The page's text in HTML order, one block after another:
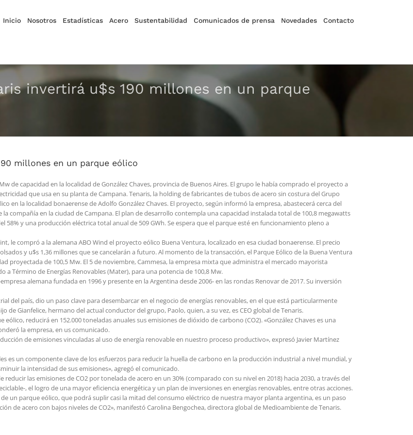
Inicio Nosotros Estadísticas Acero Sustentabilidad Comunicados de prensa Novedades Contacto
invertirá u$s 190 millones en un parque
millones en un parque eólico
de capacidad en la localidad de González Chaves, provincia de Buenos Aires. El grupo le había comprado el proyecto a
que usa en su planta de Campana. Tenaris, la holding de fabricantes de tubos de acero sin costura del Grupo
en la localidad bonaerense de Adolfo González Chaves. El proyecto, según informó la empresa, abastecerá cerca del
compañía en la ciudad de Campana. El plan de desarrollo contempla una capacidad instalada total de 100,8 megawatts
58% y una producción eléctrica total anual de 509 GWh. Se espera que el parque esté en funcionamiento pleno a
le compró a la alemana ABO Wind el proyecto eólico Buena Ventura, localizado en esa ciudad bonaerense. El precio
y u$s 1,36 millones que se cancelarán a futuro. Al momento de la transacción, el Parque Eólico de la Buena Ventura
proyectada de 100,5 Mw. El 5 de noviembre, Cammesa, la empresa mixta que administra el mercado mayorista
a Término de Energías Renovables (Mater), para una potencia de 100,8 Mw.
alemana fundada en 1996 y presente en la Argentina desde 2006- en las rondas Renovar de 2017. Su inversión
del país, dio un paso clave para desembarcar en el negocio de energías renovables, en el que está particularmente
de Gianfelice, hermano del actual conductor del grupo, Paolo, quien, a su vez, es CEO global de Tenaris.
reducirá en 152.000 toneladas anuales sus emisiones de dióxido de carbono (CO2). «González Chaves es una
la empresa, en us comunicado.
de emisiones vinculadas al uso de energía renovable en nuestro proceso productivo», expresó Javier Martínez
es un componente clave de los esfuerzos para reducir la huella de carbono en la producción industrial a nivel mundial, y
la intensidad de sus emisiones», agregó el comunicado.
las emisiones de CO2 por tonelada de acero en un 30% (comparado con su nivel en 2018) hacia 2030, a través del
, el logro de una mayor eficiencia energética y un plan de inversiones en energías renovables, entre otras acciones.
un parque eólico, que podrá suplir casi la mitad del consumo eléctrico de nuestra mayor planta argentina, es un paso
de acero con bajos niveles de CO2», manifestó Carolina Bengochea, directora global de Medioambiente de Tenaris.